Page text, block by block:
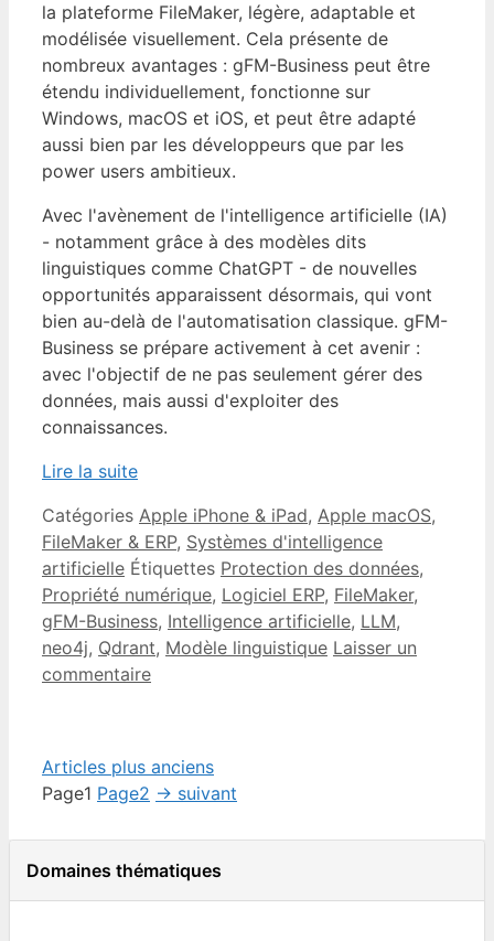
la plateforme FileMaker, légère, adaptable et
modélisée visuellement. Cela présente de
nombreux avantages : gFM-Business peut être
étendu individuellement, fonctionne sur
Windows, macOS et iOS, et peut être adapté
aussi bien par les développeurs que par les
power users ambitieux.
Avec l'avènement de l'intelligence artificielle (IA)
- notamment grâce à des modèles dits
linguistiques comme ChatGPT - de nouvelles
opportunités apparaissent désormais, qui vont
bien au-delà de l'automatisation classique. gFM-
Business se prépare activement à cet avenir :
avec l'objectif de ne pas seulement gérer des
données, mais aussi d'exploiter des
connaissances.
Lire la suite
Catégories Apple iPhone & iPad, Apple macOS,
FileMaker & ERP, Systèmes d'intelligence
artificielle Étiquettes Protection des données,
Propriété numérique, Logiciel ERP, FileMaker,
gFM-Business, Intelligence artificielle, LLM,
neo4j, Qdrant, Modèle linguistique Laisser un
commentaire
Articles plus anciens
Page1 Page2 → suivant
Domaines thématiques